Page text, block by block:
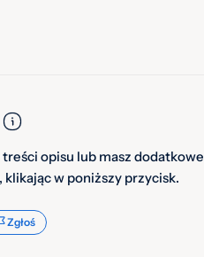
opisu lub masz dodatkowe
klikając w poniższy przycisk.
Zgłoś